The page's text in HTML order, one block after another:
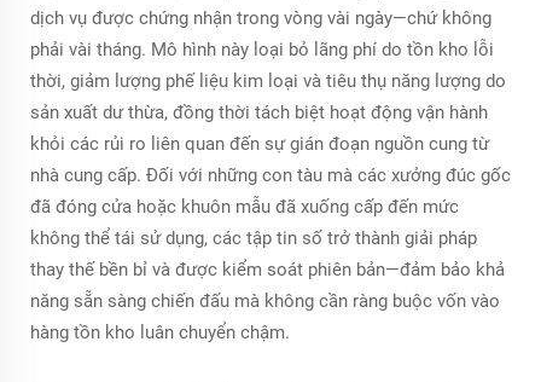
dịch vụ được chứng nhận trong vòng vài ngày—chứ không
phải vài tháng. Mô hình này loại bỏ lãng phí do tồn kho lỗi
thời, giảm lượng phế liệu kim loại và tiêu thụ năng lượng do
sản xuất dư thừa, đồng thời tách biệt hoạt động vận hành
khỏi các rủi ro liên quan đến sự gián đoạn nguồn cung từ
nhà cung cấp. Đối với những con tàu mà các xưởng đúc gốc
đã đóng cửa hoặc khuôn mẫu đã xuống cấp đến mức
không thể tái sử dụng, các tập tin số trở thành giải pháp
thay thế bền bỉ và được kiểm soát phiên bản—đảm bảo khả
năng sẵn sàng chiến đấu mà không cần ràng buộc vốn vào
hàng tồn kho luân chuyển chậm.